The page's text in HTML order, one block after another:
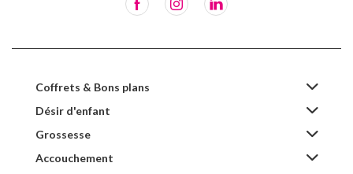
Coffrets & Bons plans
Désir d'enfant
Grossesse
Accouchement